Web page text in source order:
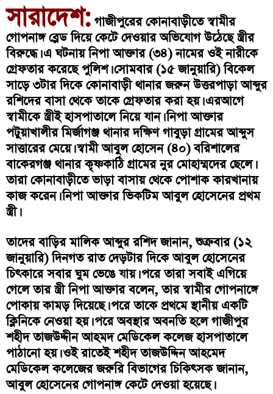
সারাদেশ: গাজীপুরের কোনাবাড়ীতে স্বামীর
গোপনাঙ্গ ব্লেড দিয়ে কেটে দেওয়ার অভিযোগ উঠেছে স্ত্রীর
বিরুদ্ধে। এ ঘটনায় নিপা আক্তার (৩৪) নামের ওই নারীকে
গ্রেফতার করেছে পুলিশ। সোমবার (১৫ জানুয়ারি) বিকেল
সাড়ে ৩টার দিকে কোনাবাড়ী থানার জরুন উত্তরপাড়া আব্দুর
রশিদের বাসা থেকে তাকে গ্রেফতার করা হয়। এরআগে
স্বামীকে স্ত্রীই হাসপাতালে নিয়ে যান। নিপা আক্তার
পটুয়াখালীর মির্জাগঞ্জ থানার দক্ষিণ গাবুড়া গ্রামের আব্দুস
সাত্তারের মেয়ে। স্বামী আবুল হোসেন (৪০) বরিশালের
বাকেরগঞ্জ থানার কৃষ্ণকাঠি গ্রামের নুর মোহাম্মদের ছেলে।
তারা কোনাবাড়ীতে ভাড়া বাসায় থেকে পোশাক কারখানায়
কাজ করেন। নিপা আক্তার ভিকটিম আবুল হোসেনের প্রথম
স্ত্রী।
তাদের বাড়ির মালিক আব্দুর রশিদ জানান, শুক্রবার (১২
জানুয়ারি) দিনগত রাত দেড়টার দিকে আবুল হোসেনের
চিৎকারে সবার ঘুম ভেঙে যায়। পরে তারা সবাই এগিয়ে
গেলে তার স্ত্রী নিপা আক্তার বলেন, তার স্বামীর গোপনাঙ্গে
পোকায় কামড় দিয়েছে। পরে তাকে প্রথমে স্থানীয় একটি
ক্লিনিকে নেওয়া হয়। পরে অবস্থার অবনতি হলে গাজীপুর
শহীদ তাজউদ্দীন আহমদ মেডিকেল কলেজ হাসপাতালে
পাঠানো হয়। ওই রাতেই শহীদ তাজউদ্দিন আহমেদ
মেডিকেল কলেজের জরুরি বিভাগের চিকিৎসক জানান,
আবুল হোসেনের গোপনাঙ্গ কেটে দেওয়া হয়েছে।